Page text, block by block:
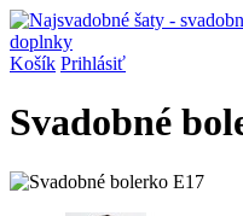
Košík Prihlásiť
Svadobné